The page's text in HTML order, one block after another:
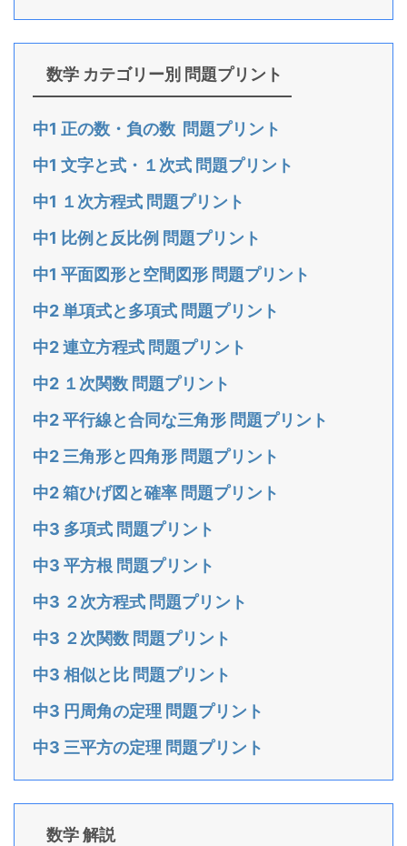
数学 カテゴリー別 問題プリント
中1 正の数・負の数 問題プリント
中1 文字と式・１次式 問題プリント
中1 １次方程式 問題プリント
中1 比例と反比例 問題プリント
中1 平面図形と空間図形 問題プリント
中2 単項式と多項式 問題プリント
中2 連立方程式 問題プリント
中2 １次関数 問題プリント
中2 平行線と合同な三角形 問題プリント
中2 三角形と四角形 問題プリント
中2 箱ひげ図と確率 問題プリント
中3 多項式 問題プリント
中3 平方根 問題プリント
中3 ２次方程式 問題プリント
中3 ２次関数 問題プリント
中3 相似と比 問題プリント
中3 円周角の定理 問題プリント
中3 三平方の定理 問題プリント
数学 解説